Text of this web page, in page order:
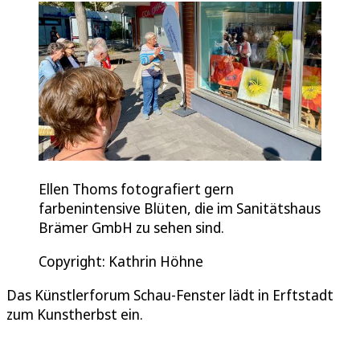
Ellen Thoms fotografiert gern
farbenintensive Blüten, die im Sanitätshaus
Brämer GmbH zu sehen sind.
Copyright: Kathrin Höhne
Das Künstlerforum Schau-Fenster lädt in Erftstadt
zum Kunstherbst ein.